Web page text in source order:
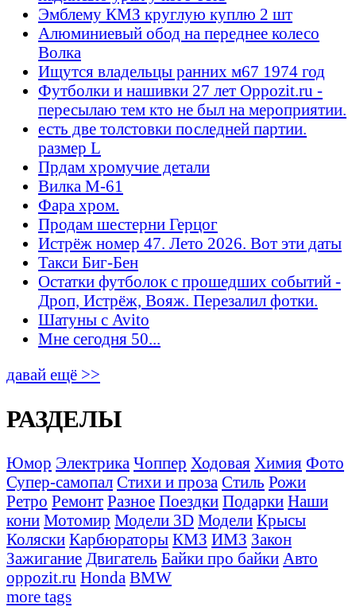
Эмблему КМЗ круглую куплю 2 шт
Алюминиевый обод на переднее колесо
Волка
Ищутся владельцы ранних м67 1974 год
Футболки и нашивки 27 лет Oppozit.ru -
пересылаю тем кто не был на мероприятии.
есть две толстовки последней партии.
размер L
Прдам хромучие детали
Вилка М-61
Фара хром.
Продам шестерни Герцог
Истрёж номер 47. Лето 2026. Вот эти даты
Такси Биг-Бен
Остатки футболок с прошедших событий -
Дроп, Истрёж, Вояж. Перезалил фотки.
Шатуны с Avito
Мне сегодня 50...
давай ещё >>
РАЗДЕЛЫ
Юмор Электрика Чоппер Ходовая Химия Фото
Супер-самопал Стихи и проза Стиль Рожи
Ретро Ремонт Разное Поездки Подарки Наши
кони Мотомир Модели 3D Модели Крысы
Коляски Карбюраторы КМЗ ИМЗ Закон
Зажигание Двигатель Байки про байки Авто
oppozit.ru Honda BMW
more tags